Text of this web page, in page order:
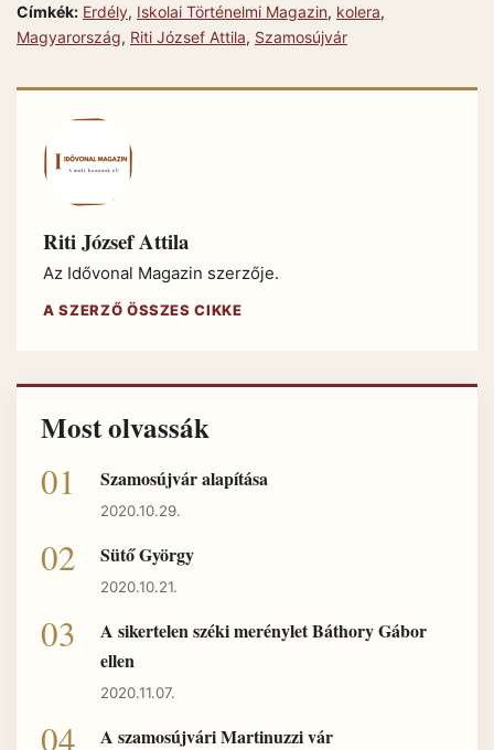
Címkék: Erdély, Iskolai Történelmi Magazin, kolera,
Magyarország, Riti József Attila, Szamosújvár
Riti József Attila
Az Idővonal Magazin szerzője.
A SZERZŐ ÖSSZES CIKKE
Most olvassák
Szamosújvár alapítása
2020.10.29.
Sütő György
2020.10.21.
A sikertelen széki merénylet Báthory Gábor
ellen
2020.11.07.
A szamosújvári Martinuzzi vár